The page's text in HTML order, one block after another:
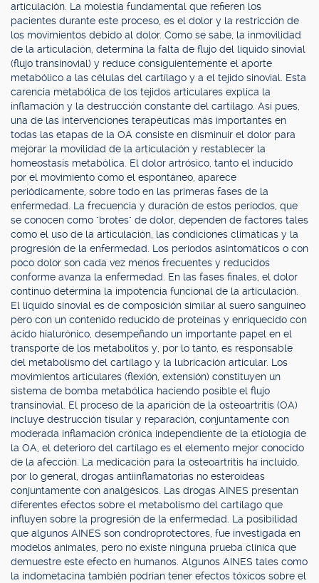
articulación. La molestia fundamental que refieren los
pacientes durante este proceso, es el dolor y la restricción de
los movimientos debido al dolor. Como se sabe, la inmovilidad
de la articulación, determina la falta de flujo del líquido sinovial
(flujo transinovial) y reduce consiguientemente el aporte
metabólico a las células del cartílago y a el tejido sinovial. Esta
carencia metabólica de los tejidos articulares explica la
inflamación y la destrucción constante del cartílago. Así pues,
una de las intervenciones terapéuticas más importantes en
todas las etapas de la OA consiste en disminuir el dolor para
mejorar la movilidad de la articulación y restablecer la
homeostasis metabólica. El dolor artrósico, tanto el inducido
por el movimiento como el espontáneo, aparece
periódicamente, sobre todo en las primeras fases de la
enfermedad. La frecuencia y duración de estos períodos, que
se conocen como "brotes" de dolor, dependen de factores tales
como el uso de la articulación, las condiciones climáticas y la
progresión de la enfermedad. Los periodos asintomáticos o con
poco dolor son cada vez menos frecuentes y reducidos
conforme avanza la enfermedad. En las fases finales, el dolor
continuo determina la impotencia funcional de la articulación.
El líquido sinovial es de composición similar al suero sanguíneo
pero con un contenido reducido de proteínas y enriquecido con
ácido hialurónico, desempeñando un importante papel en el
transporte de los metabolitos y, por lo tanto, es responsable
del metabolismo del cartílago y la lubricación articular. Los
movimientos articulares (flexión, extensión) constituyen un
sistema de bomba metabólica haciendo posible el flujo
transinovial. El proceso de la aparición de la osteoartritis (OA)
incluye destrucción tisular y reparación, conjuntamente con
moderada inflamación crónica independiente de la etiología de
la OA, el deterioro del cartílago es el elemento mejor conocido
de la afección. La medicación para la osteoartritis ha incluido,
por lo general, drogas antiinflamatorias no esteroideas
conjuntamente con analgésicos. Las drogas AINES presentan
diferentes efectos sobre el metabolismo del cartílago que
influyen sobre la progresión de la enfermedad. La posibilidad
que algunos AINES son condroprotectores, fue investigada en
modelos animales, pero no existe ninguna prueba clínica que
demuestre este efecto en humanos. Algunos AINES tales como
la indometacina también podrían tener efectos tóxicos sobre el